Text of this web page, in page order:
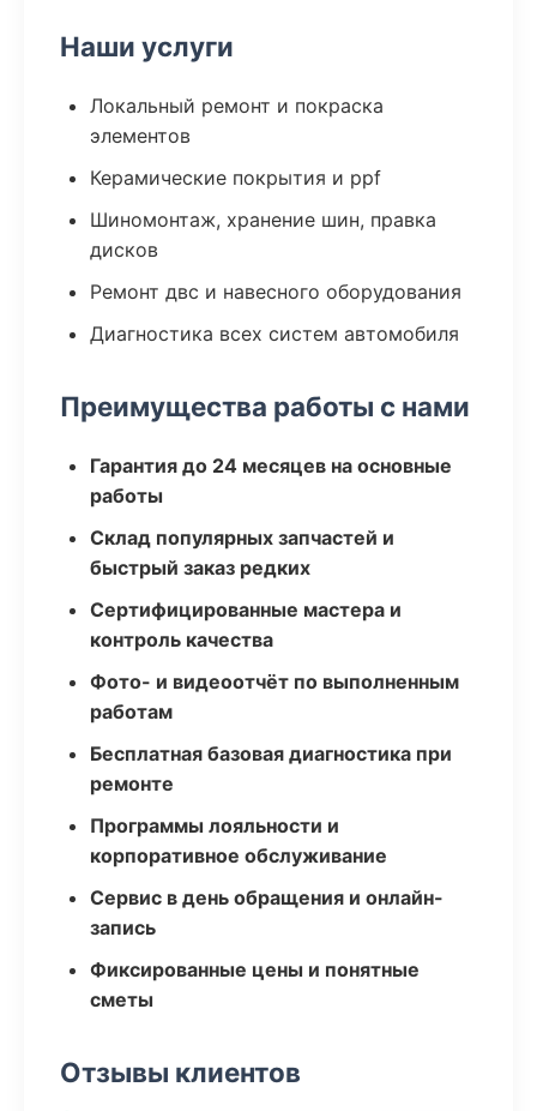
Наши услуги
Локальный ремонт и покраска
элементов
Керамические покрытия и ppf
Шиномонтаж, хранение шин, правка
дисков
Ремонт двс и навесного оборудования
Диагностика всех систем автомобиля
Преимущества работы с нами
Гарантия до 24 месяцев на основные
работы
Склад популярных запчастей и
быстрый заказ редких
Сертифицированные мастера и
контроль качества
Фото- и видеоотчёт по выполненным
работам
Бесплатная базовая диагностика при
ремонте
Программы лояльности и
корпоративное обслуживание
Сервис в день обращения и онлайн-
запись
Фиксированные цены и понятные
сметы
Отзывы клиентов